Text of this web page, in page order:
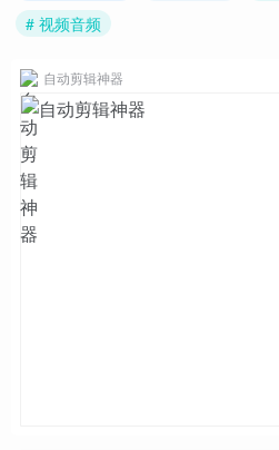
# 视频音频
自动剪辑神器